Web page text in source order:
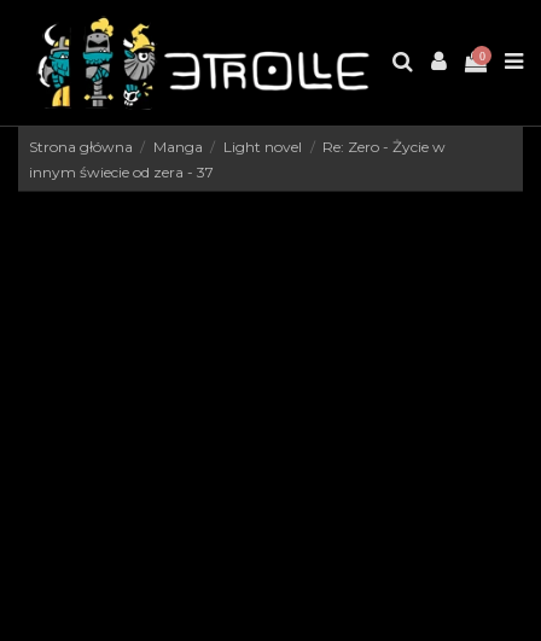
0
Strona główna Manga Light novel
Re: Zero - Życie w
innym świecie od zera - 37